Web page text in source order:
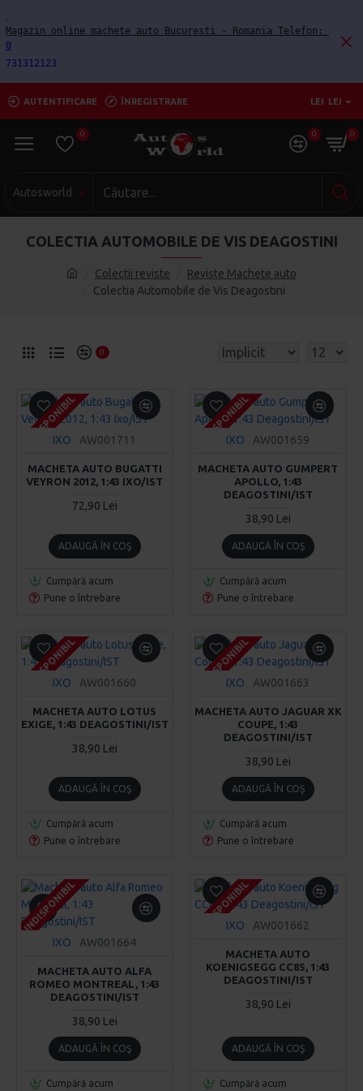
0
731312123
AUTENTIFICARE ÎNREGISTRARE LEI LEI
0 0 0
Autosworld
Colectii reviste
Reviste Machete auto
Colectia Automobile de Vis Deagostini
COLECTIA AUTOMOBILE DE VIS DEAGOSTINI
0
INDISPONIBIL
INDISPONIBIL
INDISPONIBIL
IXO AW001711
MACHETA AUTO BUGATTI
VEYRON 2012, 1:43 IXO/IST
72,90 Lei
ADAUGĂ ÎN COŞ
Cumpără acum
Pune o întrebare
INDISPONIBIL
INDISPONIBIL
INDISPONIBIL
IXO AW001659
MACHETA AUTO GUMPERT
APOLLO, 1:43
DEAGOSTINI/IST
38,90 Lei
ADAUGĂ ÎN COŞ
Cumpără acum
Pune o întrebare
INDISPONIBIL
INDISPONIBIL
INDISPONIBIL
IXO AW001660
MACHETA AUTO LOTUS
EXIGE, 1:43 DEAGOSTINI/IST
38,90 Lei
ADAUGĂ ÎN COŞ
Cumpără acum
Pune o întrebare
INDISPONIBIL
INDISPONIBIL
INDISPONIBIL
IXO AW001663
MACHETA AUTO JAGUAR XK
COUPE, 1:43
DEAGOSTINI/IST
38,90 Lei
ADAUGĂ ÎN COŞ
Cumpără acum
Pune o întrebare
INDISPONIBIL
INDISPONIBIL
INDISPONIBIL
IXO AW001664
MACHETA AUTO ALFA
ROMEO MONTREAL, 1:43
DEAGOSTINI/IST
38,90 Lei
ADAUGĂ ÎN COŞ
Cumpără acum
INDISPONIBIL
INDISPONIBIL
INDISPONIBIL
IXO AW001662
MACHETA AUTO
KOENIGSEGG CC8S, 1:43
DEAGOSTINI/IST
38,90 Lei
ADAUGĂ ÎN COŞ
Cumpără acum